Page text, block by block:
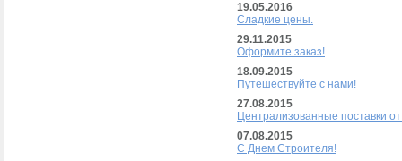
19.05.2016
Сладкие цены.
29.11.2015
Оформите заказ!
18.09.2015
Путешествуйте с нами!
27.08.2015
Централизованные поставки
07.08.2015
С Днем Строителя!